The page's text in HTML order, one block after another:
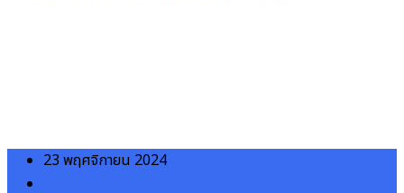
23 พฤศจิกายน 2024